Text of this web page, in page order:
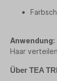
Anwendung:
Haar
Über TEA